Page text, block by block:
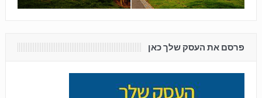
פרסם את העסק שלך כאן